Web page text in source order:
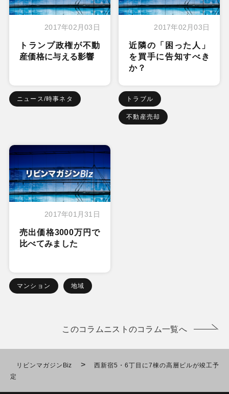
2017年02月03日
トランプ政権が不動
産価格に与える影響
ニュース/時事ネタ
2017年02月03日
近隣の「困った人」
を買手に告知すべき
か？
トラブル
不動産売却
2017年01月31日
売出価格3000万円で
比べてみました
マンション 地域
このコラムニストのコラム一覧へ
リビンマガジンBiz >
西新宿5・6丁目に7棟の高層ビルが竣工予
定